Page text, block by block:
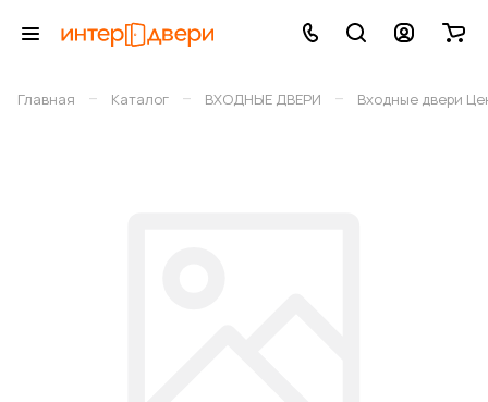
Главная – Каталог – ВХОДНЫЕ ДВЕРИ – Входные двери